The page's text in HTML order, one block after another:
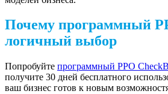
Почему программный
логичный выбор
Попробуйте программный РРО
получите 30 дней бесплатного
ваш бизнес готов к новым